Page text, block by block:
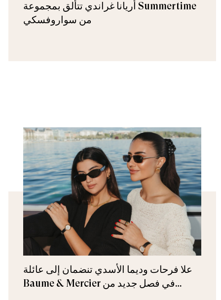
أريانا غراندي تتألق بمجموعة Summertime
من سواروفسكي
علا فرحات وديما الأسدي تنضمان إلى عائلة
Baume & Mercier في فصل جديد من